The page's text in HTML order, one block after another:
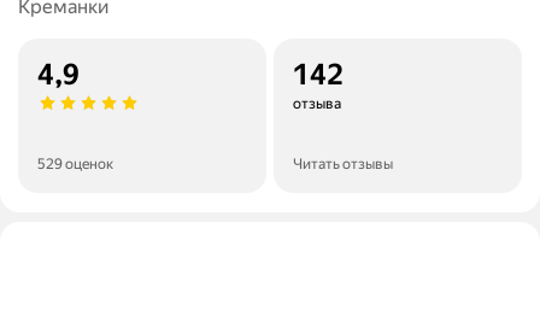
Креманки
4,9
529 оценок
142
отзыва
Читать отзывы